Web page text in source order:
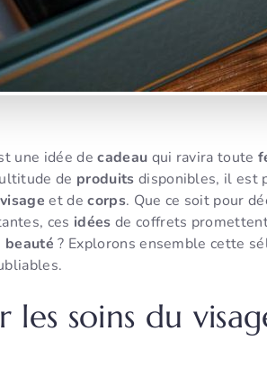
une idée decadeau qui ravira toute
de produits disponibles, il est
visage et decorps. Que ce soit pour
ces idées de coffrets
beauté ? Explorons ensemble cette
soins du